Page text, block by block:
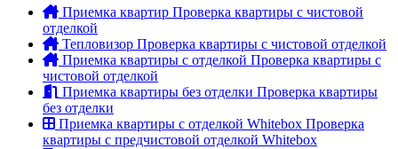
Приемка квартир Проверка квартиры с чистовой
отделкой
Тепловизор Проверка квартиры с чистовой отделкой
Приемка квартиры с отделкой Проверка квартиры с
чистовой отделкой
Приемка квартиры без отделки Проверка квартиры
без отделки
Приемка квартиры с отделкой Whitebox Проверка
квартиры с предчистовой отделкой Whitebox